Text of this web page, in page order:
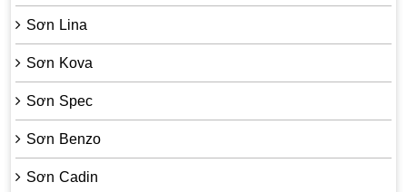
Sơn Lina
Sơn Kova
Sơn Spec
Sơn Benzo
Sơn Cadin